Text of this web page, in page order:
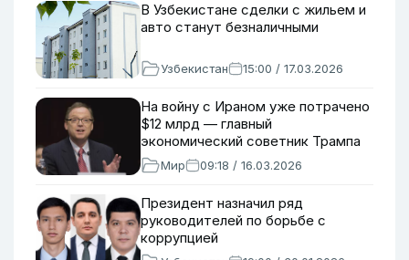
В Узбекистане сделки с жильем и
авто станут безналичными
Узбекистан 15:00 / 17.03.2026
На войну с Ираном уже потрачено
$12 млрд — главный
экономический советник Трампа
Мир 09:18 / 16.03.2026
Президент назначил ряд
руководителей по борьбе с
коррупцией